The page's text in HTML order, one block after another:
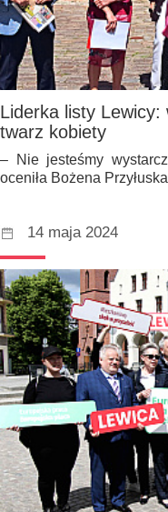
Liderka listy
twarz kobiety
– Nie jesteśmy
oceniła Bożena
14 maja 2024